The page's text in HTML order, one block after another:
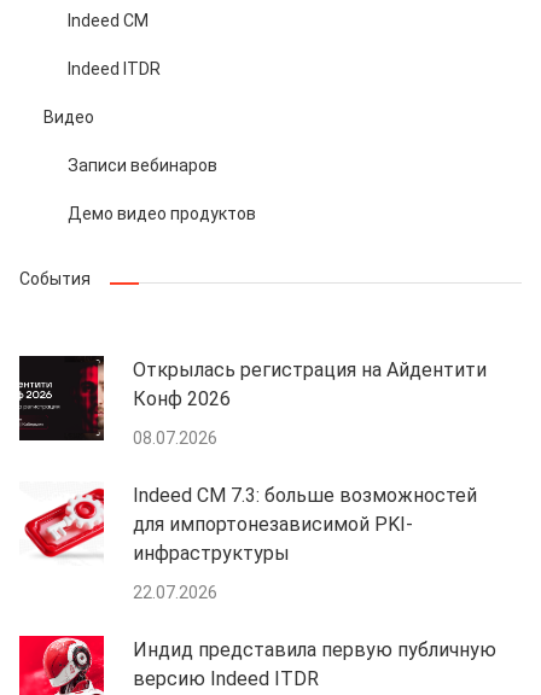
Indeed CM
Indeed ITDR
Видео
Записи вебинаров
Демо видео продуктов
События
Открылась регистрация на Айдентити
Конф 2026
08.07.2026
Indeed CM 7.3: больше возможностей
для импортонезависимой PKI-
инфраструктуры
22.07.2026
Индид представила первую публичную
версию Indeed ITDR